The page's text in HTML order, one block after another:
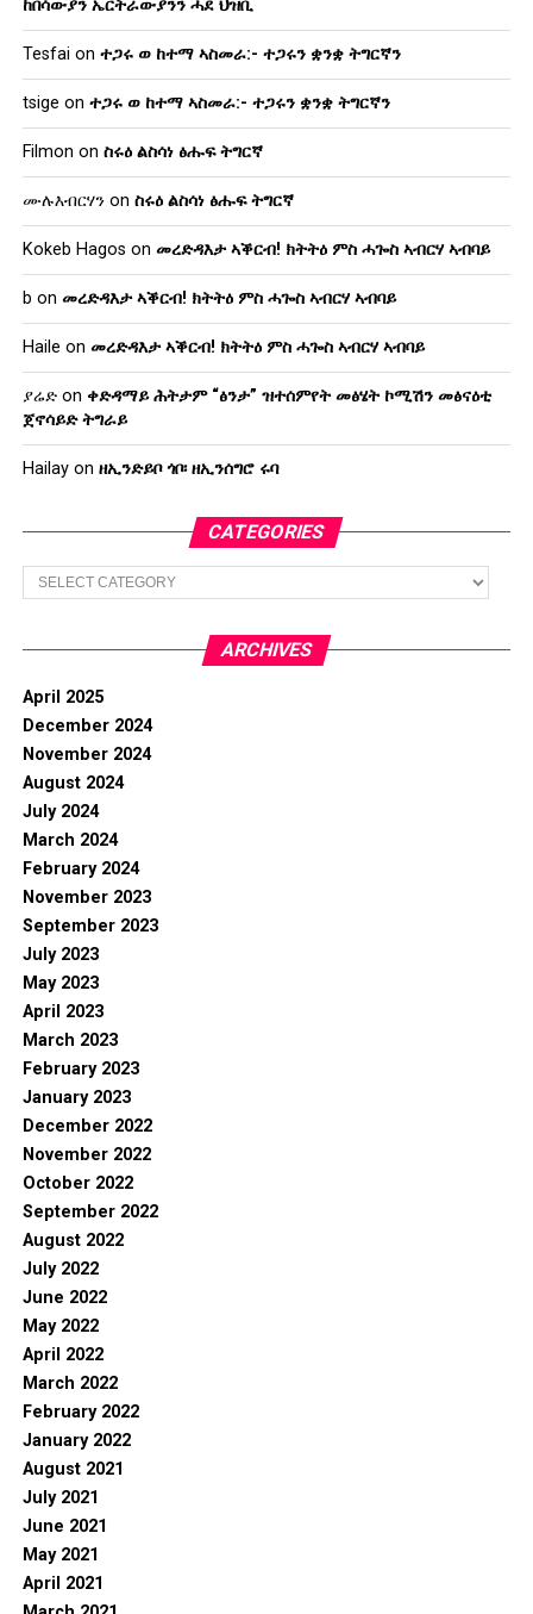
ከበሳውያን ኤርትራውያንን ሓደ ህዝቢ
Tesfai on ተጋሩ ወ ከተማ ኣስመራ:- ተጋሩን ቋንቋ ትግርኛን
tsige on ተጋሩ ወ ከተማ ኣስመራ:- ተጋሩን ቋንቋ ትግርኛን
Filmon on ስሩዕ ልስሳነ ፅሑፍ ትግርኛ
ሙሉእብርሃንon ስሩዕ ልስሳነ ፅሑፍ ትግርኛ
Kokeb Hagos on መረድዳእታ ኣቕርብ! ክትትዕ ምስ ሓጐስ ኣብርሃ ኣብባይ
b on መረድዳእታ ኣቕርብ! ክትትዕ ምስ ሓጐስ ኣብርሃ ኣብባይ
Haile on መረድዳእታ ኣቕርብ! ክትትዕ ምስ ሓጐስ ኣብርሃ ኣብባይ
ያሬድon ቀድዳማይ ሕትታም “ፅንታ” ዝተሰምየት መፅሄት ኮሚሽን መፅናዕቲ
ጀኖሳይድ ትግራይ
Hailayon ዘኢንድይቦ ጎቦ፡ ዘኢንሰግሮ ሩባ
CATEGORIES
Categories
ARCHIVES
April 2025
December 2024
November 2024
August 2024
July 2024
March 2024
February 2024
November 2023
September 2023
July 2023
May 2023
April 2023
March 2023
February 2023
January 2023
December 2022
November 2022
October 2022
September 2022
August 2022
July 2022
June 2022
May 2022
April 2022
March 2022
February 2022
January 2022
August 2021
July 2021
June 2021
May 2021
April 2021